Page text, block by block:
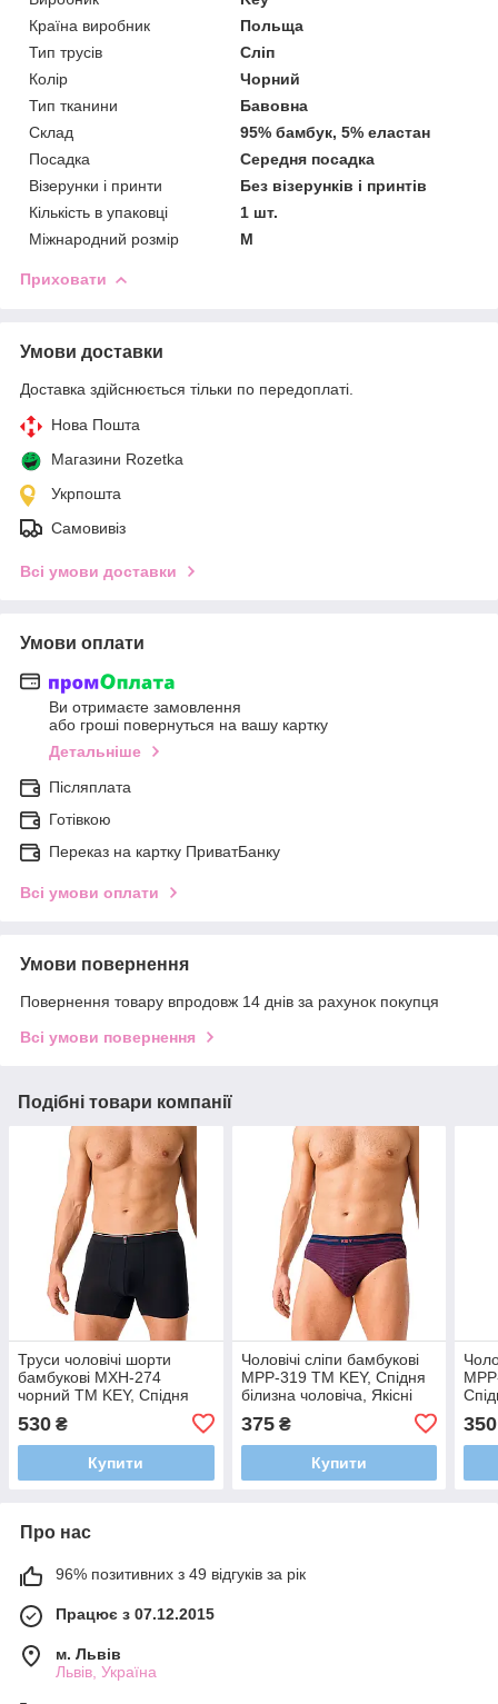
Країна виробник
Польща
Тип трусів
Сліп
Колір
Чорний
Тип тканини
Бавовна
Склад
95% бамбук, 5% еластан
Посадка
Середня посадка
Візерунки і принти
Без візерунків і принтів
Кількість в упаковці
1 шт.
Міжнародний розмір
M
Приховати
Умови доставки
Доставка здійснюється тільки по передоплаті.
Нова Пошта
Магазини Rozetka
Укрпошта
Самовивіз
Всі умови доставки
Умови оплати
Ви отримаєте замовлення
або гроші повернуться на вашу картку
Детальніше
Післяплата
Готівкою
Переказ на картку ПриватБанку
Всі умови оплати
Умови повернення
Повернення товару впродовж 14 днів за рахунок покупця
Всі умови повернення
Подібні товари компанії
Труси чоловічі шорти
бамбукові MXH-274
чорний ТМ KEY, Спідня
плавки для чоловіків
бавовна
530 ₴
Купити
Чоловічі сліпи бамбукові
MPP-319 ТМ KEY, Спідня
білизна чоловіча, Якісні
труси для чоловіків бамбук
375₴
Купити
350
Про нас
96% позитивних з 49 відгуків за рік
Працює з 07.12.2015
м. Львів
Львів, Україна